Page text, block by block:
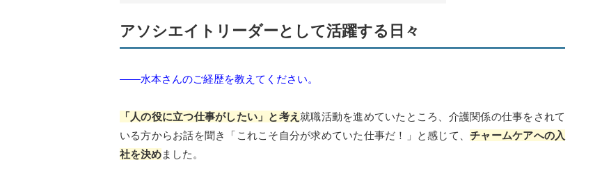
アソシエイトリーダーとして活躍する日々
――水本さんのご経歴を教えてください。
「人の役に立つ仕事がしたい」と考え就職活動を進めていたところ、介護関係の仕事をされて
いる方からお話を聞き「これこそ自分が求めていた仕事だ！」と感じて、チャームケアへの入
社を決めました。
記事を読む
記事を読む